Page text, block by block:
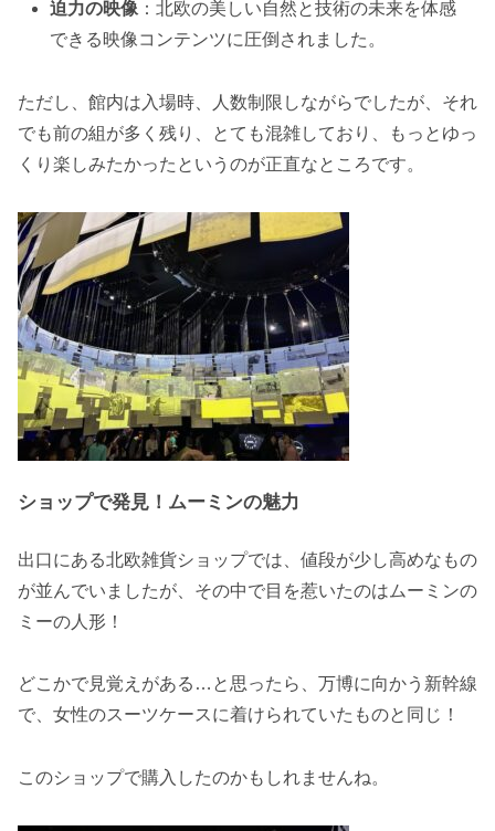
迫力の映像 ：北欧の美しい自然と技術の未来を体感
できる映像コンテンツに圧倒されました。
ただし、館内は入場時、人数制限しながらでしたが、それ
でも前の組が多く残り、とても混雑しており、もっとゆっ
くり楽しみたかったというのが正直なところです。
ショップで発見！ムーミンの魅力
出口にある北欧雑貨ショップでは、値段が少し高めなもの
が並んでいましたが、その中で目を惹いたのはムーミンの
ミーの人形！
どこかで見覚えがある…と思ったら、万博に向かう新幹線
で、女性のスーツケースに着けられていたものと同じ！
このショップで購入したのかもしれませんね。